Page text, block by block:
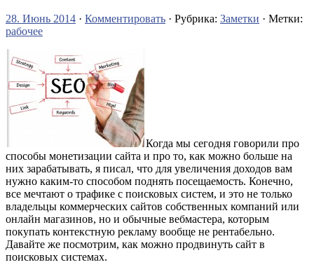
28. Июнь 2014 · Комментировать · Рубрика: Заметки · Метки:
рабочее
Когда мы сегодня говорили про
способы монетизации сайта и про то, как можно больше на
них зарабатывать, я писал, что для увеличения доходов вам
нужно каким-то способом поднять посещаемость. Конечно,
все мечтают о трафике с поисковых систем, и это не только
владельцы коммерческих сайтов собственных компаний или
онлайн магазинов, но и обычные вебмастера, которым
покупать контекстную рекламу вообще не рентабельно.
Давайте же посмотрим, как можно продвинуть сайт в
поисковых системах.